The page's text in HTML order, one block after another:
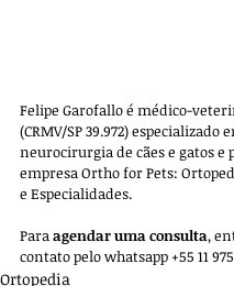
Felipe Garofallo é médico-
(CRMV/SP 39.972) especializado
neurocirurgia de cães e gatos e
empresa Ortho for Pets:
e Especialidades.
Para agendar uma consulta,
contato pelo whatsapp +55 11
Ortopedia